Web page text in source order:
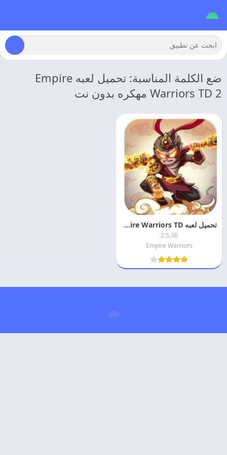
ضع الكلمة المناسبة: تحميل لعبه Empire
Warriors TD 2 مهكره بدون نت
تحميل لعبه Empire Warriors TD مهكره 2026 اخر اصدار
2.5.36
Empire Warriors